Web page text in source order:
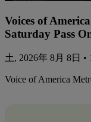
Voices of
Saturday Pass
土, 2026年 8月 8日 •
Voice of America